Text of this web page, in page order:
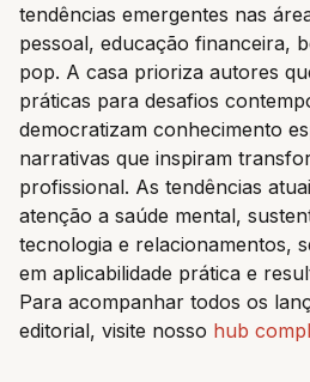
tendências emergentes nas
pessoal, educação financeira,
pop. A casa prioriza autores
práticas para desafios
democratizam conhecimento
narrativas que inspiram
profissional. As tendências
atenção a saúde mental,
tecnologia e relacionamentos,
em aplicabilidade prática e
Para acompanhar todos os
editorial, visite nosso hub